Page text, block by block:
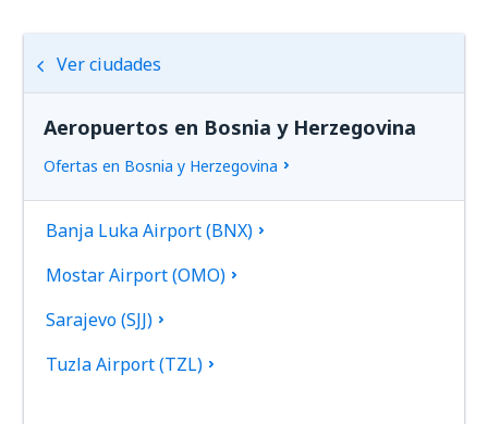
Ver ciudades
Aeropuertos en Bosnia y Herzegovina
Ofertas en Bosnia y Herzegovina
Banja Luka Airport (BNX)
Mostar Airport (OMO)
Sarajevo (SJJ)
Tuzla Airport (TZL)